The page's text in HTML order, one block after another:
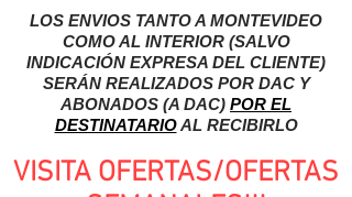
LOS ENVIOS TANTO A MONTEVIDEO
COMO AL INTERIOR (SALVO
INDICACIÓN EXPRESA DEL CLIENTE)
SERÁN REALIZADOS POR DAC Y
ABONADOS (A DAC) POR EL
DESTINATARIOAL RECIBIRLO
VISITA OFERTAS/OFERTAS